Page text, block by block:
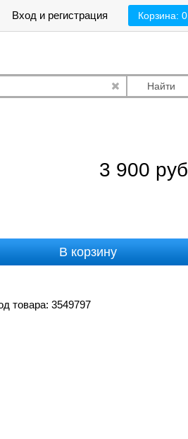
Корзина: 0
Вход и регистрация
Найти
3 900 руб.
В корзину
товара: 3549797